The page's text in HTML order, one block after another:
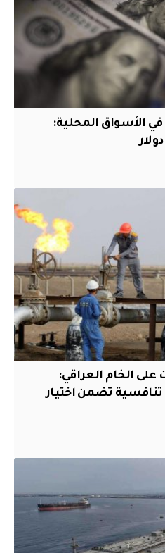
الأسواق المحلية:
الخام العراقي:
تضمن اختيار